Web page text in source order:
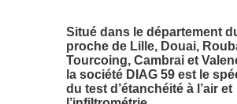
Situé dans le département
proche de Lille, Douai,
Tourcoing, Cambrai et
la société DIAG 59 est le
du test d’étanchéité à l’air et